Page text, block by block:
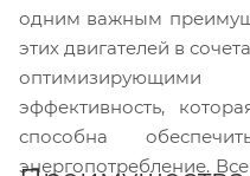
одним важным
этих двигателей в
оптимизирующими
эффективность,
способна
энергопотребление.